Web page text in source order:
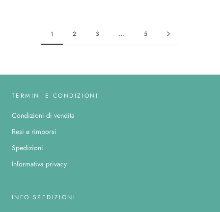
1 2 3 … 5
TERMINI E CONDIZIONI
Condizioni di vendita
Resi e rimborsi
Spedizioni
Informativa privacy
INFO SPEDIZIONI